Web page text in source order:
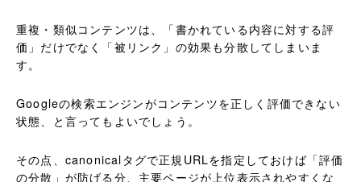
重複・類似コンテンツは、「書かれている内容に対する評
価」だけでなく「被リンク」の効果も分散してしまいま
す。
Googleの検索エンジンがコンテンツを正しく評価できない
状態、と言ってもよいでしょう。
その点、canonicalタグで正規URLを指定しておけば「評価
の分散」が防げる分、主要ページが上位表示されやすくな